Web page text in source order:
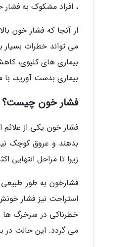
، افراد مشکوک به فشار
از آنجا که فشار خون
می تواند خطرات بسیار
بیماری های کلیوی،
بیماری بدست آورید، با
فشار خون چیست؟
فشار خون یکی از
بدهند و عروق کوچک
زیرا تا مراحل انتهایی
فشارخون به طور طبیعی
استراحت نیز فشار
خطرناکی در سرخرگ ها
می گردد. این حالت در